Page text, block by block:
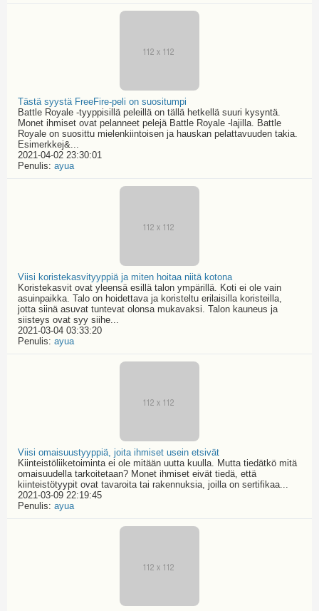
Tästä syystä FreeFire-peli on suositumpi
Battle Royale -tyyppisillä peleillä on tällä hetkellä suuri kysyntä.
Monet ihmiset ovat pelanneet pelejä Battle Royale -lajilla. Battle
Royale on suosittu mielenkiintoisen ja hauskan pelattavuuden takia.
Esimerkkej&...
2021-04-02 23:30:01
Penulis: ayua
Viisi koristekasvityyppiä ja miten hoitaa niitä kotona
Koristekasvit ovat yleensä esillä talon ympärillä. Koti ei ole vain
asuinpaikka. Talo on hoidettava ja koristeltu erilaisilla koristeilla,
jotta siinä asuvat tuntevat olonsa mukavaksi. Talon kauneus ja
siisteys ovat syy siihe...
2021-03-04 03:33:20
Penulis: ayua
Viisi omaisuustyyppiä, joita ihmiset usein etsivät
Kiinteistöliiketoiminta ei ole mitään uutta kuulla. Mutta tiedätkö mitä
omaisuudella tarkoitetaan? Monet ihmiset eivät tiedä, että
kiinteistötyypit ovat tavaroita tai rakennuksia, joilla on sertifikaa...
2021-03-09 22:19:45
Penulis: ayua